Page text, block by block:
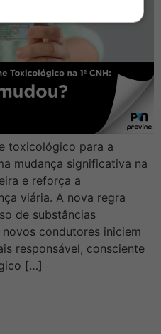
toxicológico para a
mudança significativa na
e reforça a
viária. A nova regra
de substâncias
condutores iniciem
responsável, consciente
[…]